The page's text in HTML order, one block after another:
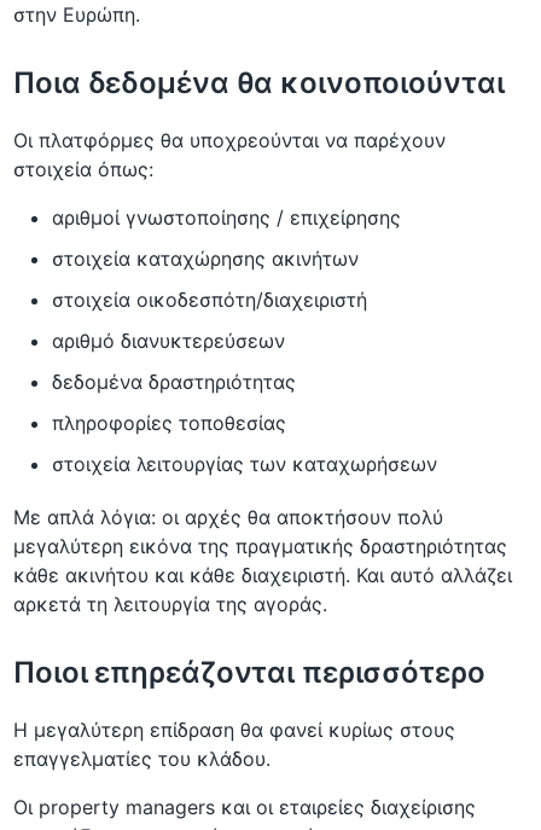
στην Ευρώπη.
Ποια δεδομένα θα κοινοποιούνται
Οι πλατφόρμες θα υποχρεούνται να παρέχουν
στοιχεία όπως:
αριθμοί γνωστοποίησης / επιχείρησης
στοιχεία καταχώρησης ακινήτων
στοιχεία οικοδεσπότη/διαχειριστή
αριθμό διανυκτερεύσεων
δεδομένα δραστηριότητας
πληροφορίες τοποθεσίας
στοιχεία λειτουργίας των καταχωρήσεων
Με απλά λόγια: οι αρχές θα αποκτήσουν πολύ
μεγαλύτερη εικόνα της πραγματικής δραστηριότητας
κάθε ακινήτου και κάθε διαχειριστή. Και αυτό αλλάζει
αρκετά τη λειτουργία της αγοράς.
Ποιοι επηρεάζονται περισσότερο
Η μεγαλύτερη επίδραση θα φανεί κυρίως στους
επαγγελματίες του κλάδου.
Οι property managers και οι εταιρείες διαχείρισης